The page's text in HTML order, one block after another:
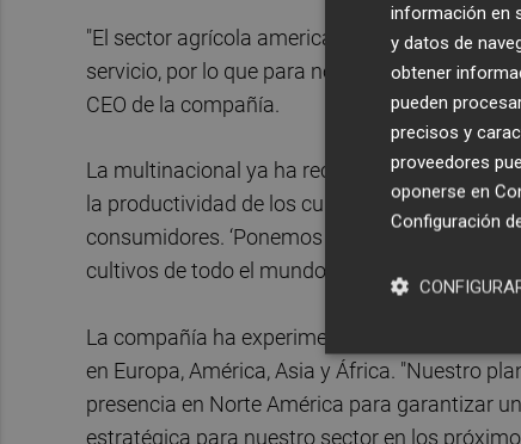
"El sector agrícola americano es un mercado
servicio, por lo que para nosotros era
CEO de la compañía.
La multinacional ya ha recibido algunos
la productividad de los cultivos y obtener de
consumidores. ‘Ponemos la última
cultivos de todo el mundo de forma sostenible’,
La compañía ha experimentado una rápida
en Europa, América, Asia y África. "Nuestro
presencia en Norte América para garantizar
estratégica para nuestro sector en los
información en
y datos de
obtener
pueden
precisos y
proveedores
oponerse en
Configuración